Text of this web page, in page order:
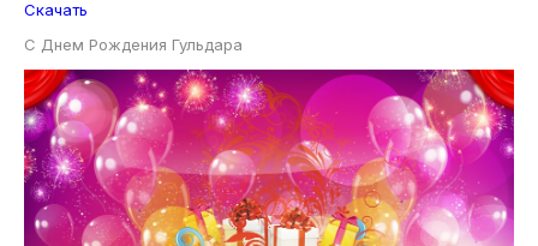
Скачать
С Днем Рождения Гульдара